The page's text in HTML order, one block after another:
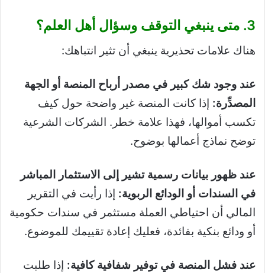
3. متى ينبغي التوقف وسؤال أهل العلم؟
هناك علامات تحذيرية ينبغي أن تثير انتباهك:
عند وجود شك كبير في مصدر أرباح المنصة أو الجهة
المصدِّرة: إذا كانت المنصة غير واضحة حول كيف
تكسب أموالها، فهذا علامة خطر. الشركات الشرعية
توضح نماذج أعمالها بوضوح.
عند ظهور بيانات رسمية تشير إلى الاستثمار المباشر
في السندات أو الودائع الربوية: إذا رأيت في التقرير
المالي أن احتياطي العملة مستثمر في سندات حكومية
أو ودائع بنكية بفائدة، فعليك إعادة تقييمك للموضوع.
عند فشل المنصة في توفير شفافية كافية: إذا طلبت